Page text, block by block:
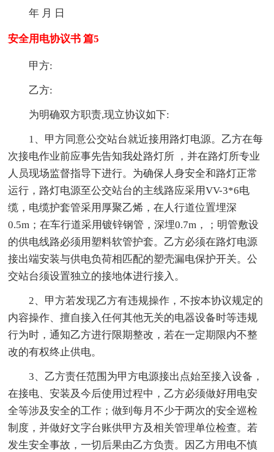
年 月 日
安全用电协议书 篇5
甲方:
乙方:
为明确双方职责,现立协议如下:
1、甲方同意公交站台就近接用路灯电源。乙方在每
次接电作业前应事先告知我处路灯所 ，并在路灯所专业
人员现场监督指导下进行。为确保人身安全和路灯正常
运行，路灯电源至公交站台的主线路应采用VV-3*6电
缆，电缆护套管采用厚聚乙烯，在人行道位置埋深
0.5m；在车行道采用镀锌钢管，深埋0.7m，；明管敷设
的供电线路必须用塑料软管护套。乙方必须在路灯电源
接出端安装与供电负荷相匹配的塑壳漏电保护开关。公
交站台须设置独立的接地体进行接入。
2、甲方若发现乙方有违规操作，不按本协议规定的
内容操作、擅自接入任何其他无关的电器设备时等违规
行为时，通知乙方进行限期整改，若在一定期限内不整
改的有权终止供电。
3、乙方责任范围为甲方电源接出点始至接入设备，
在接电、安装及今后使用过程中，乙方必须做好用电安
全等涉及安全的工作；做到每月不少于两次的安全巡检
制度，并做好文字台账供甲方及相关管理单位检查。若
发生安全事故，一切后果由乙方负责。因乙方用电不慎